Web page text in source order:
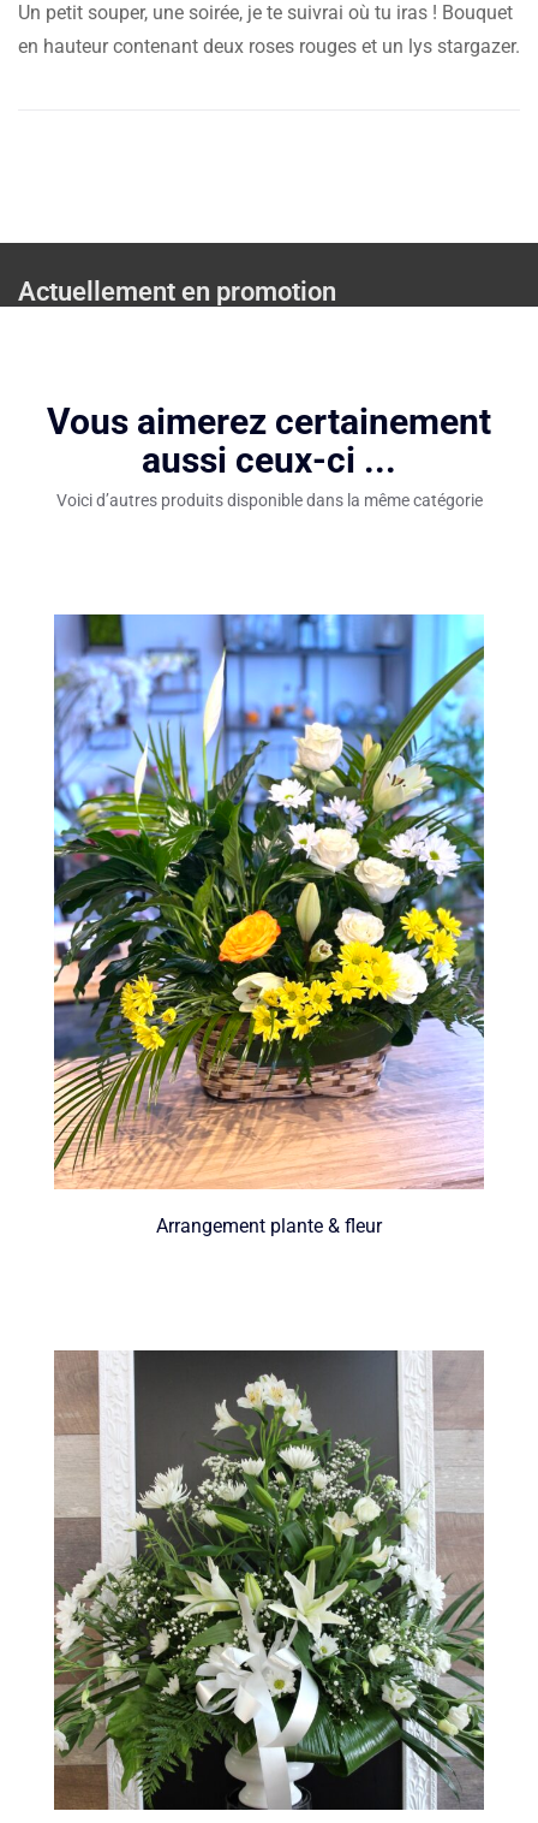
Un petit souper, une soirée, je te suivrai où tu iras ! Bouquet
en hauteur contenant deux roses rouges et un lys stargazer.
Actuellement en promotion
Vous aimerez certainement
aussi ceux-ci ...
Voici d’autres produits disponible dans la même catégorie
Arrangement plante & fleur